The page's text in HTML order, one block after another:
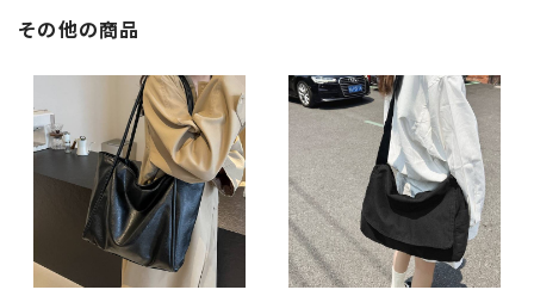
ピース OL レース エレガント フ
ォーマル 大きいサイズ きれいめ
れ 韓国 ファッション オフィスカ
ジュアル 韓国風 キャバドレス ナ
イトドレス ナイトワンピ 上品 ベ
ージュ 大人 カジュアル 10代 2
0代 30代 40代 C-OSS0109
その他の商品